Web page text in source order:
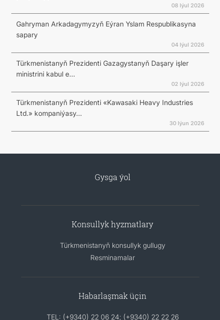
08 Iýul 2026
Gahryman Arkadagymyzyň Eýran Yslam Respublikasyna
sapary
04 Iýul 2026
Türkmenistanyň Prezidenti Gazagystanyň Daşary işler
ministrini kabul e...
02 Iýul 2026
Türkmenistanyň Prezidenti «Kawasaki Heavy Industries
Ltd.» kompaniýasy...
30 Iýun 2026
Gysga ýol
Konsullyk hyzmatlary
Türkmenistanyň konsullyk gullugy
Resminamalar
Habarlaşmak üçin
TEL: (+9340) 22 06 24; (+9340) 22 22 26